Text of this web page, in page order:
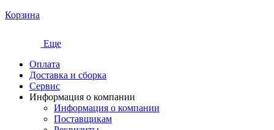
Корзина
Еще
Оплата
Доставка и сборка
Сервис
Информация о компании
Информация о компании
Поставщикам